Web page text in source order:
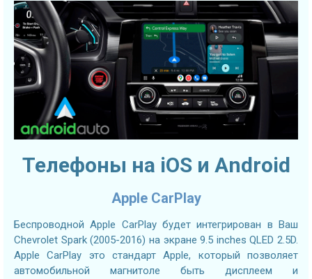
Телефоны на iOS и Android
Apple CarPlay
Беспроводной Apple CarPlay будет интегрирован в Ваш
Chevrolet Spark (2005-2016) на экране 9.5 inches QLED 2.5D.
Apple CarPlay это стандарт Apple, который позволяет
автомобильной магнитоле быть дисплеем и